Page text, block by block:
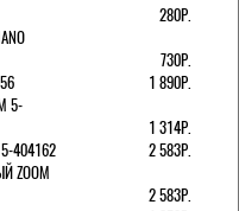
280Р.
730Р.
1 890Р.
5-
1 314Р.
404162
2 583Р.
ZOOM
2 583Р.